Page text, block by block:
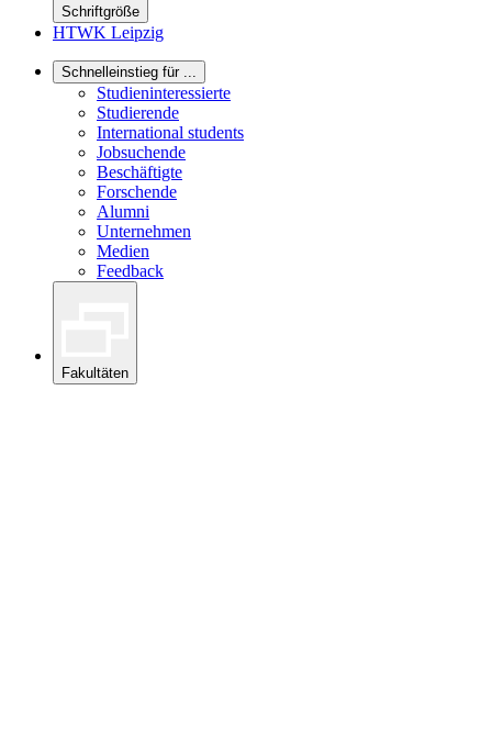
Schriftgröße
HTWK Leipzig
Schnelleinstieg für ...
Studieninteressierte
Studierende
International students
Jobsuchende
Beschäftigte
Forschende
Alumni
Unternehmen
Medien
Feedback
Fakultäten